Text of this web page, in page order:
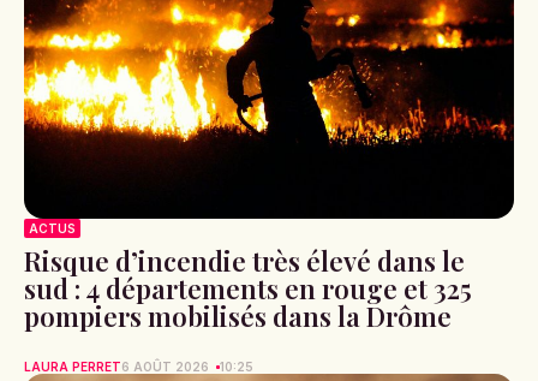
ACTUS
Risque d’incendie très élevé dans le
sud : 4 départements en rouge et 325
pompiers mobilisés dans la Drôme
LAURA PERRET6 AOÛT 2026 10:25